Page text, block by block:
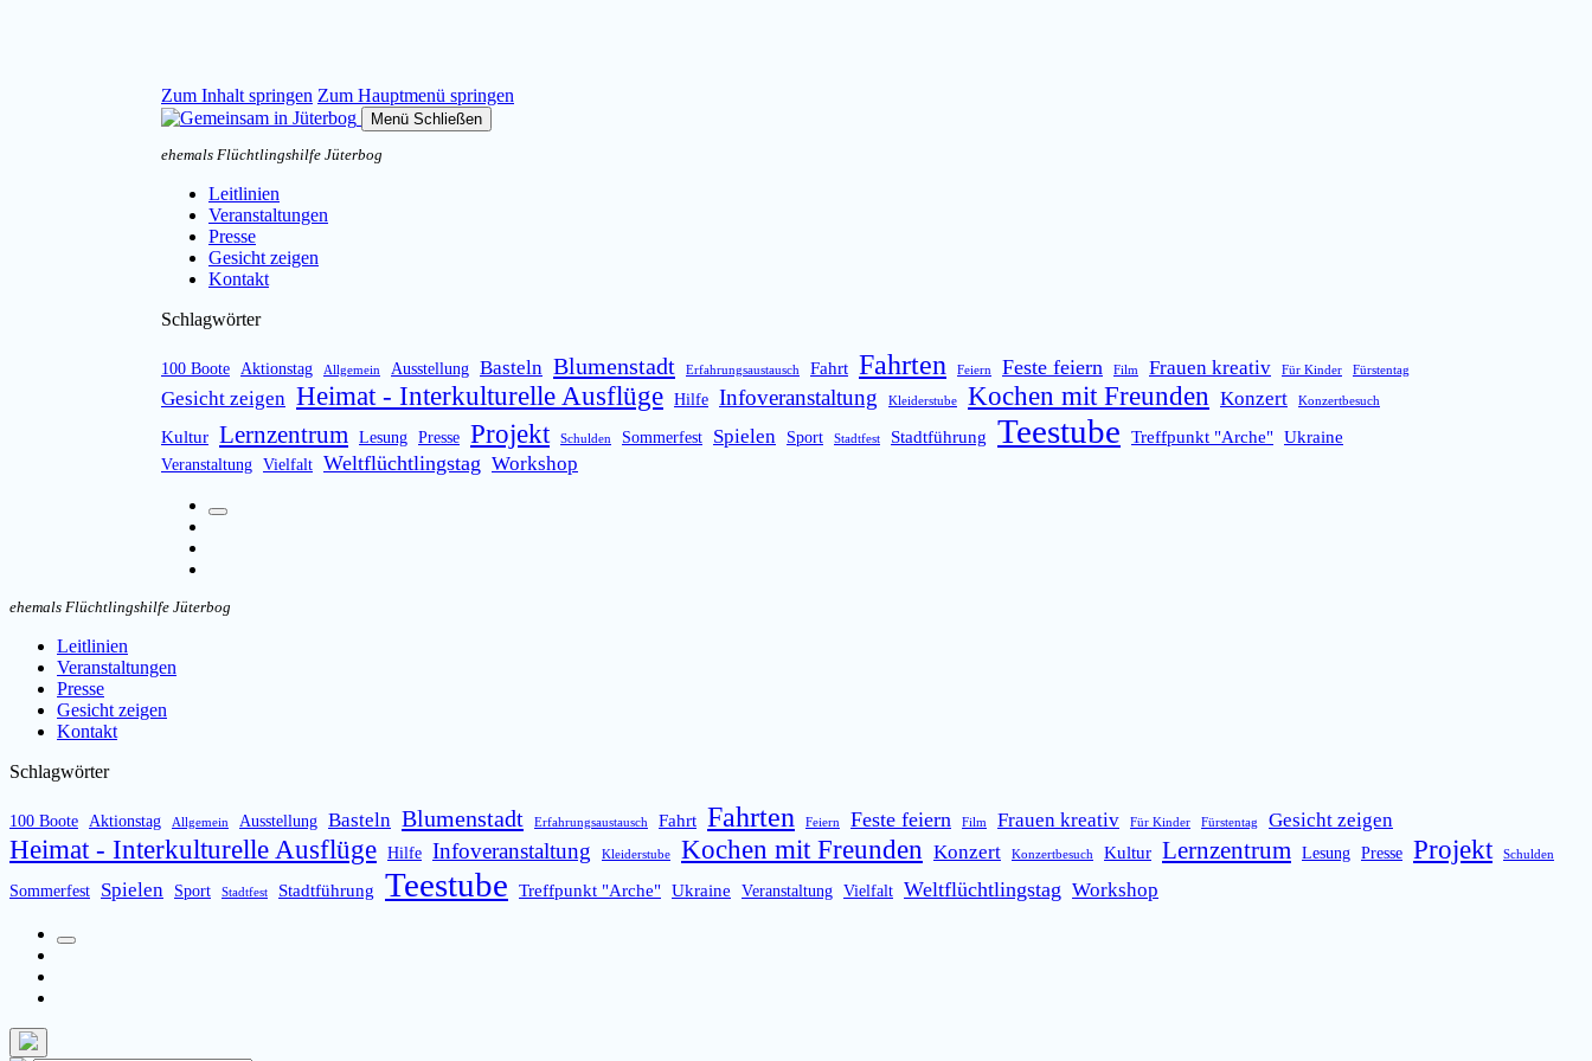
Zum Inhalt springen Zum Hauptmenü springen
Menü Schließen
ehemals Flüchtlingshilfe Jüterbog
Leitlinien
Veranstaltungen
Presse
Gesicht zeigen
Kontakt
Schlagwörter
100 Boote Aktionstag Allgemein Ausstellung Basteln Blumenstadt Erfahrungsaustausch Fahrt Fahrten Feiern Feste feiern Film Frauen kreativ Für Kinder Fürstentag
Gesicht zeigen Heimat - Interkulturelle Ausflüge Hilfe Infoveranstaltung Kleiderstube Kochen mit Freunden Konzert Konzertbesuch
Kultur Lernzentrum Lesung Presse Projekt Schulden Sommerfest Spielen Sport Stadtfest Stadtführung Teestube Treffpunkt "Arche" Ukraine
Veranstaltung Vielfalt Weltflüchtlingstag Workshop
Suchfeld
ehemals Flüchtlingshilfe Jüterbog
Leitlinien
Veranstaltungen
Presse
Gesicht zeigen
Kontakt
Schlagwörter
100 Boote Aktionstag Allgemein Ausstellung Basteln Blumenstadt Erfahrungsaustausch Fahrt Fahrten Feiern Feste feiern Film Frauen kreativ Für Kinder Fürstentag Gesicht zeigen
Heimat - Interkulturelle Ausflüge Hilfe Infoveranstaltung Kleiderstube Kochen mit Freunden Konzert Konzertbesuch Kultur Lernzentrum Lesung Presse Projekt Schulden
Sommerfest Spielen Sport Stadtfest Stadtführung Teestube Treffpunkt "Arche" Ukraine Veranstaltung Vielfalt Weltflüchtlingstag Workshop
Suchfeld